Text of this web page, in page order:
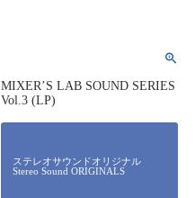
MIXER’S LAB SOUND SERIES
Vol.3 (LP)
ステレオサウンドオリジナル
Stereo Sound ORIGINALS